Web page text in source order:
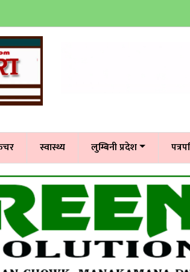
स्वास्थ्य लुम्बिनी प्रदेश